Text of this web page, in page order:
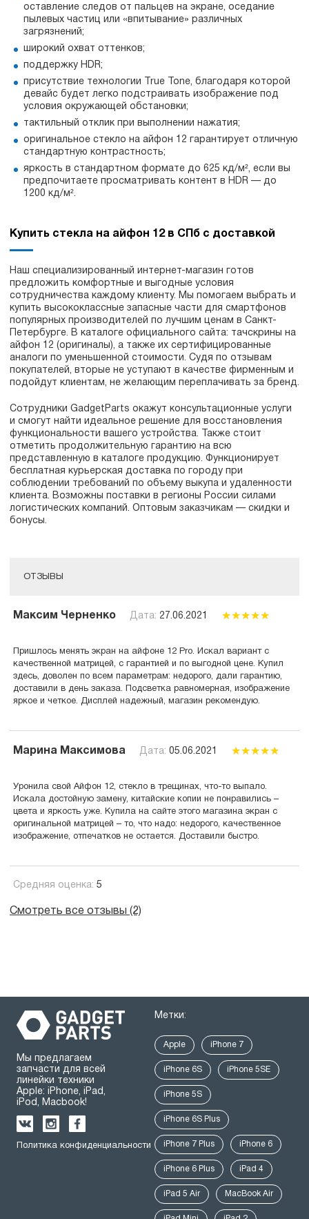
оставление следов от пальцев на экране, оседание
пылевых частиц или «впитывание» различных
загрязнений;
широкий охват оттенков;
поддержку HDR;
присутствие технологии True Tone, благодаря которой
девайс будет легко подстраивать изображение под
условия окружающей обстановки;
тактильный отклик при выполнении нажатия;
оригинальное стекло на айфон 12 гарантирует отличную
стандартную контрастность;
яркость в стандартном формате до 625 кд/м², если вы
предпочитаете просматривать контент в HDR — до
1200 кд/м².
Купить стекла на айфон 12 в СПб с доставкой
Наш специализированный интернет-магазин готов
предложить комфортные и выгодные условия
сотрудничества каждому клиенту. Мы помогаем выбрать и
купить высококлассные запасные части для смартфонов
популярных производителей по лучшим ценам в Санкт-
Петербурге. В каталоге официального сайта: тачскрины на
айфон 12 (оригиналы), а также их сертифицированные
аналоги по уменьшенной стоимости. Судя по отзывам
покупателей, вторые не уступают в качестве фирменным и
подойдут клиентам, не желающим переплачивать за бренд.
Сотрудники GadgetParts окажут консультационные услуги
и смогут найти идеальное решение для восстановления
функциональности вашего устройства. Также стоит
отметить продолжительную гарантию на всю
представленную в каталоге продукцию. Функционирует
бесплатная курьерская доставка по городу при
соблюдении требований по объему выкупа и удаленности
клиента. Возможны поставки в регионы России силами
логистических компаний. Оптовым заказчикам — скидки и
бонусы.
ОТЗЫВЫ
Максим Черненко Дата: 27.06.2021
Пришлось менять экран на айфоне 12 Pro. Искал вариант с
качественной матрицей, с гарантией и по выгодной цене. Купил
здесь, доволен по всем параметрам: недорого, дали гарантию,
доставили в день заказа. Подсветка равномерная, изображение
яркое и четкое. Дисплей надежный, магазин рекомендую.
Марина Максимова Дата: 05.06.2021
Уронила свой Айфон 12, стекло в трещинах, что-то выпало.
Искала достойную замену, китайские копии не понравились –
цвета и яркость уже. Купила на сайте этого магазина экран с
оригинальной матрицей – то, что надо: недорого, качественное
изображение, отпечатков не остается. Доставили быстро.
Средняя оценка: 5
Смотреть все отзывы (2)
Мы предлагаем
запчасти для всей
линейки техники
Apple: iPhone, iPad,
iPod, Macbook!
Политика конфиденциальности
Метки:
Apple iPhone 7
iPhone 6S iPhone 5SE
iPhone 5S
iPhone 6S Plus
iPhone 7 Plus iPhone 6
iPhone 6 Plus iPad 4
iPad 5 Air MacBook Air